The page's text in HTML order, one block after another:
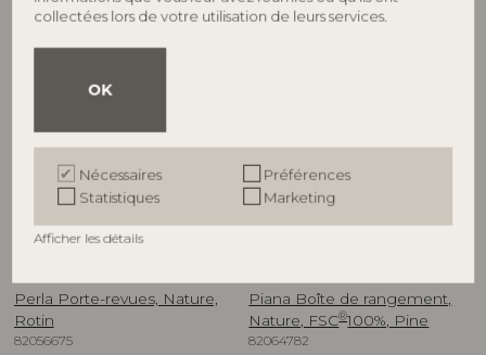
collectées lors de votre utilisation de leurs services.
OK
Nécessaires
Préférences
Statistiques
Marketing
Afficher les détails
Perla Porte-revues, Nature,
Rotin
82056675
Piana Boîte de rangement,
Nature, FSC®100%, Pine
82064782